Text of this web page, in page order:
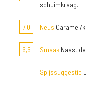
schuimkraag.
7,0 Neus Caramel/
6,5 Smaak Naast
Spijssuggestie